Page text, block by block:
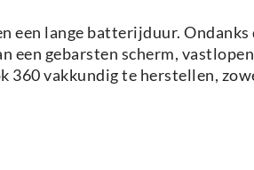
een lange batterijduur.
een gebarsten scherm,
vakkundig te herstellen,